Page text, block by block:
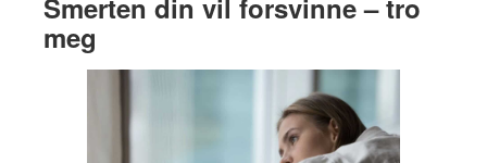
Smerten din vil forsvinne – tro
meg